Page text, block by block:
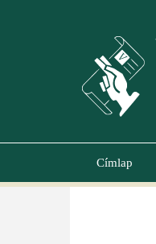
Main
Címlap